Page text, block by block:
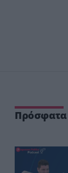
Πρόσφατα